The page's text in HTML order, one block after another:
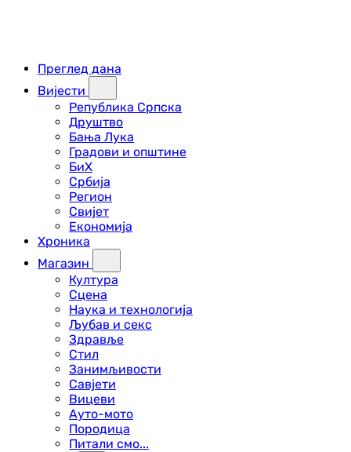
Преглед дана
Вијести
Република Српска
Друштво
Бања Лука
Градови и општине
БиХ
Србија
Регион
Свијет
Економија
Хроника
Магазин
Култура
Сцена
Наука и технологија
Љубав и секс
Здравље
Стил
Занимљивости
Савјети
Вицеви
Ауто-мото
Породица
Питали смо...